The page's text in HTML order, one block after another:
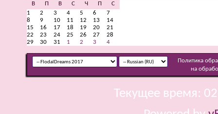
В П В С Ч П
С
1
2 3 4 5 6
7
8
9 10 11 12 13
14
15
16 17 18 19 20
21
22
23 24 25 26 27
28
29
30 31 1 2 3 4
Политика
на
Текущее время: